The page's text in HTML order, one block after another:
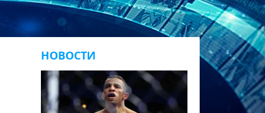
НОВОСТИ